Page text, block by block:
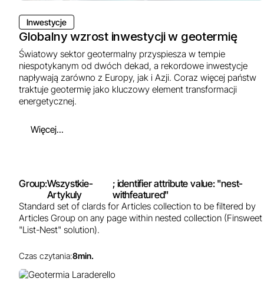
Inwestycje
Globalny wzrost inwestycji w geotermię
Światowy sektor geotermalny przyspiesza w tempie
niespotykanym od dwóch dekad, a rekordowe inwestycje
napływają zarówno z Europy, jak i Azji. Coraz więcej państw
traktuje geotermię jako kluczowy element transformacji
energetycznej.
Więcej...
Group:Wszystkie-
Artykuly
; identifier attribute value: "nest-
withfeatured"
Standard set of clards for Articles collection to be filtered by
Articles Group on any page within nested collection (Finsweet
"List-Nest" solution).
Czas czytania:8min.